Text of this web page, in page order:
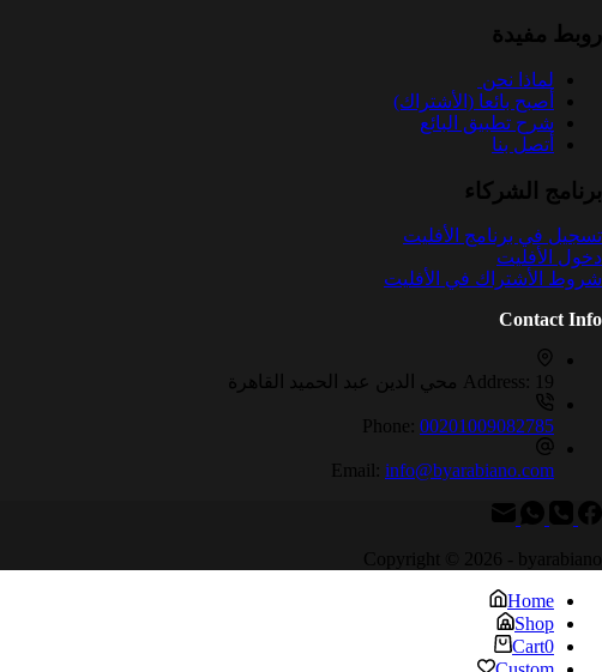
روبط مفيدة
لماذا نحن
أصبح بائعا (الأشتراك)
شرح تطبيق البائع
أتصل بنا
برنامج الشركاء
تسجيل في برنامج الأفليت
دخول الأفليت
شروط الأشتراك في الأفليت
Contact Info
Address: 19 محي الدين عبد الحميد القاهرة
Phone: 00201009082785
Email: info@byarabiano.com
Copyright © 2026 - byarabiano
Home
Shop
Cart0